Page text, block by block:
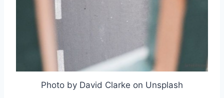
Photo by David Clarke on Unsplash